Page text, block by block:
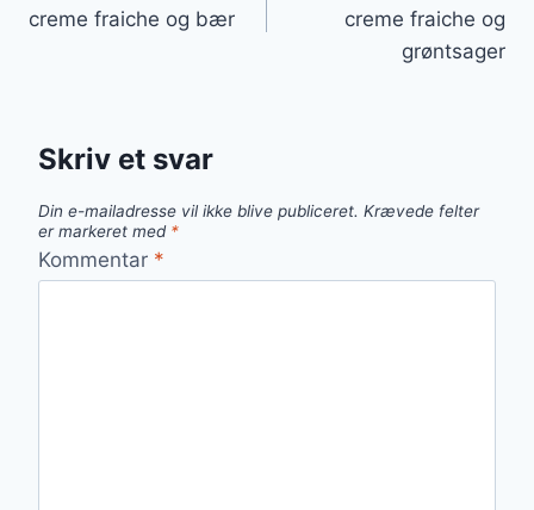
creme fraiche og bær
creme fraiche og
grøntsager
Skriv et svar
Din e-mailadresse vil ikke blive publiceret. Krævede felter
er markeret med *
Kommentar *